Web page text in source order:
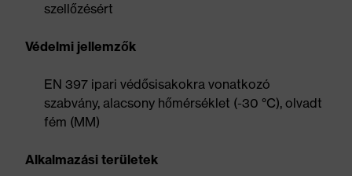
szellőzésért
Védelmi jellemzők
EN 397 ipari védősisakokra vonatkozó
szabvány, alacsony hőmérséklet (-30 °C), olvadt
fém (MM)
Alkalmazási területek